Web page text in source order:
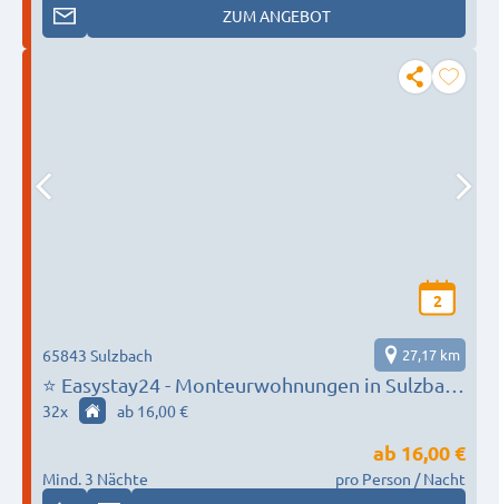
ZUM ANGEBOT
2
⭐ Easystay24 - Monteurwohnungen in Sulzbach
und Umgebung
65843 Sulzbach 27,17 km
32x ab 16,00 €
Mind. 3 Nächte
ab 16,00 €
pro Person / Nacht